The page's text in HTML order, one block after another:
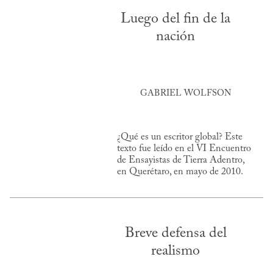
Luego del fin de la
nación
GABRIEL WOLFSON
¿Qué es un escritor global? Este
texto fue leído en el VI Encuentro
de Ensayistas de Tierra Adentro,
en Querétaro, en mayo de 2010.
Breve defensa del
realismo